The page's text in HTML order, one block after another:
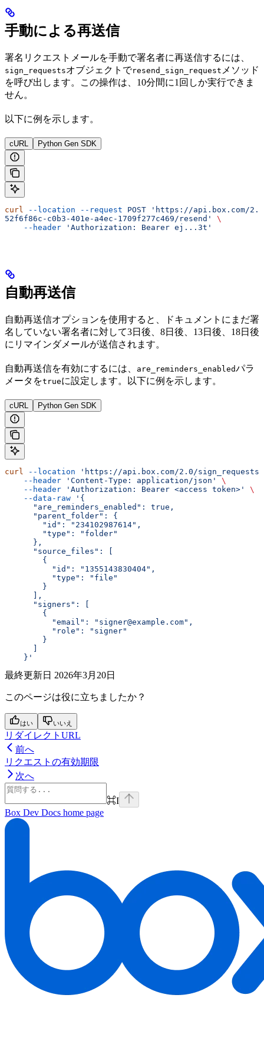
手動による再送信
署名リクエストメールを手動で署名者に再送信するには、
sign_requestsオブジェクトでresend_sign_request メソッド
を呼び出します。この操作は、10分間に1回しか実行できま
せん。
以下に例を示します。
cURL Python Gen SDK
curl --location --request POST 'https://api.box.com/
52f6f86c-c0b3-401e-a4ec-1709f277c469/resend'
\
    --header
'Authorization: Bearer ej...3t'
自動再送信
自動再送信オプションを使用すると、ドキュメントにまだ署
名していない署名者に対して3日後、8日後、13日後、18日後
にリマインダメールが送信されます。
自動再送信を有効にするには、 are_reminders_enabledパラ
メータをtrueに設定します。以下に例を示します。
cURL Python Gen SDK
curl --location 'https://api.box.com/2.0/sign_requests'
    --header
'Content-Type: application/json'
\
    --header
'Authorization: Bearer <access token>'
\
    --data-raw
'{
      "are_reminders_enabled": true,
      "parent_folder": {
        "id": "234102987614",
        "type": "folder"
      },
      "source_files": [
        {
          "id": "1355143830404",
          "type": "file"
        }
      ],
      "signers": [
        {
          "email": "signer@example.com",
          "role": "signer"
        }
    }'
最終更新日 2026年3月20日
このページは役に立ちましたか？
はい いいえ
リダイレクトURL
前へ
リクエストの有効期限
次へ
⌘I
Box Dev Docs home page